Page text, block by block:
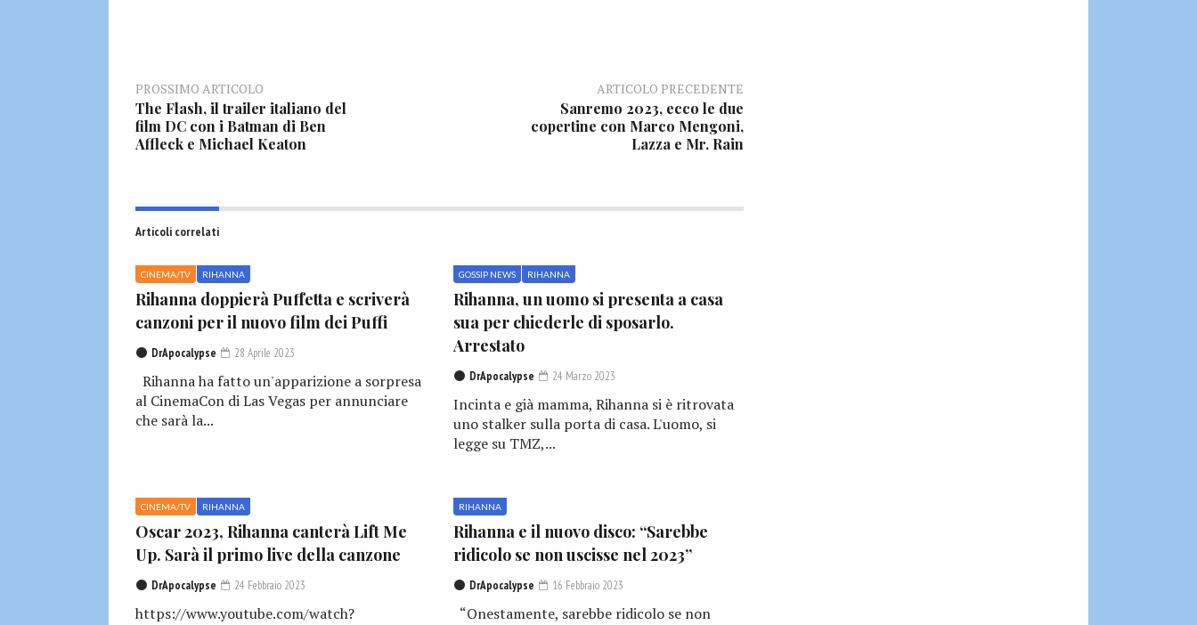
PROSSIMO ARTICOLO
The Flash, il trailer italiano del
film DC con i Batman di Ben
Affleck e Michael Keaton
ARTICOLO PRECEDENTE
Sanremo 2023, ecco le due
copertine con Marco Mengoni,
Lazza e Mr. Rain
Articoli correlati
CINEMA/TV RIHANNA
Rihanna doppierà Puffetta e scriverà
canzoni per il nuovo film dei Puffi
DrApocalypse 28 Aprile 2023
Rihanna ha fatto un'apparizione a sorpresa
al CinemaCon di Las Vegas per annunciare
che sarà la...
GOSSIP NEWS RIHANNA
Rihanna, un uomo si presenta a casa
sua per chiederle di sposarlo.
Arrestato
DrApocalypse 24 Marzo 2023
Incinta e già mamma, Rihanna si è ritrovata
uno stalker sulla porta di casa. L'uomo, si
legge su TMZ,...
CINEMA/TV RIHANNA
Oscar 2023, Rihanna canterà Lift Me
Up. Sarà il primo live della canzone
DrApocalypse 24 Febbraio 2023
https://www.youtube.com/watch?
RIHANNA
Rihanna e il nuovo disco: “Sarebbe
ridicolo se non uscisse nel 2023”
DrApocalypse 16 Febbraio 2023
“Onestamente, sarebbe ridicolo se non